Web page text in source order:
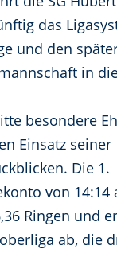
das
und den
in
besondere
Einsatz seiner
Die 1.
von 14:14
Ringen und
ab, die